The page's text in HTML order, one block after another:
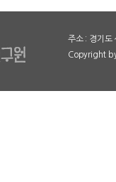
주소 : 경기
Copyright